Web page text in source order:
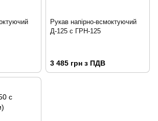
Рукав напірно-всмоктуючий
Д-125 с ГРН-125
3 485 грн з ПДВ